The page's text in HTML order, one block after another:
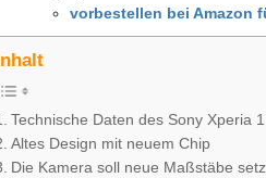
vorbestellen bei Amazon
Inhalt
Technische Daten des Sony Xperia
Altes Design mit neuem Chip
Die Kamera soll neue Maßstäbe